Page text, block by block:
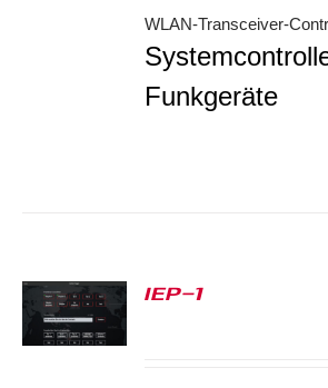
WLAN-Transceiver-
Funkgeräte
IEP-1